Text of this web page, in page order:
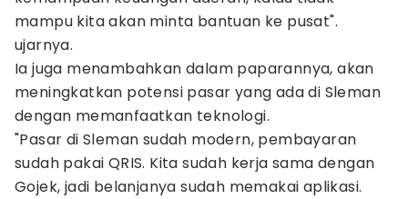
mampu kita akan minta bantuan ke pusat".
ujarnya.
Ia juga menambahkan dalam paparannya, akan
meningkatkan potensi pasar yang ada di Sleman
dengan memanfaatkan teknologi.
"Pasar di Sleman sudah modern, pembayaran
sudah pakai QRIS. Kita sudah kerja sama dengan
Gojek, jadi belanjanya sudah memakai aplikasi.